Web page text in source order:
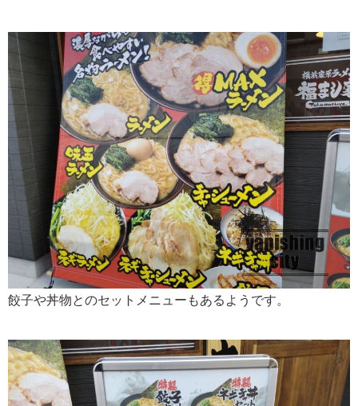
餃子や丼物とのセットメニューもあるようです。